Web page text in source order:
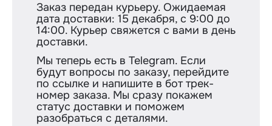
Заказ передан курьеру. Ожидаемая
дата доставки: 15 декабря, с 9:00 до
14:00. Курьер свяжется с вами в день
доставки.
Мы теперь есть в Telegram. Если
будут вопросы по заказу, перейдите
по ссылке и напишите в бот трек-
номер заказа. Мы сразу покажем
статус доставки и поможем
разобраться с деталями.